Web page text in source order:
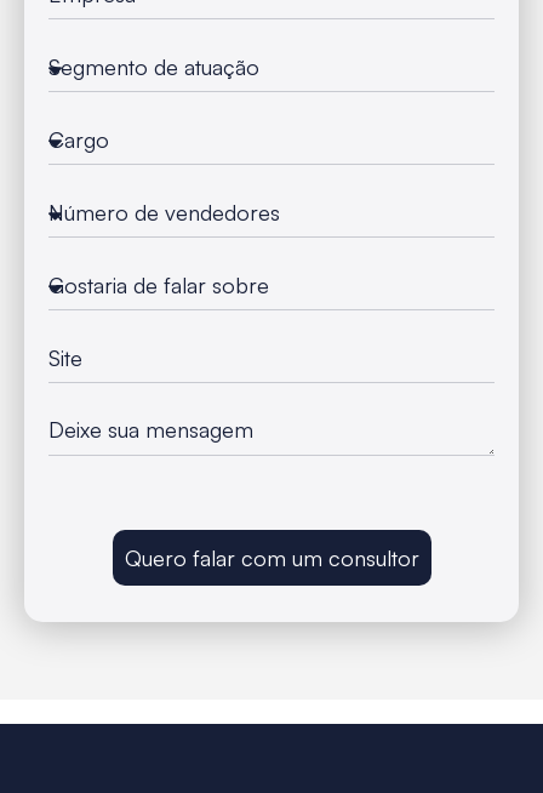
Quero falar com um consultor